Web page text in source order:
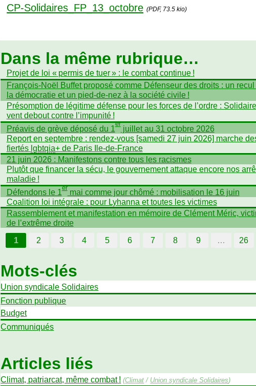
CP-Solidaires_FP_13_octobre (PDF, 73.5 kio)
Dans la même rubrique…
Projet de loi « permis de tuer» : le combat continue !
François-Noël Buffet proposé comme Défenseur des droits : un recul
la démocratie et un pied-de-nez à la société civile !
Présomption de légitime défense pour les forces de l’ordre :
vent debout contre l’impunité !
Préavis de grève déposé du 1erjuillet au 31 octobre 2026
Report en septembre : rendez-vous [samedi 27 juin 2026] marche
fiertés lgbtqia+ de Paris Ile-de-France
21 juin 2026 : Manifestons contre tous les racismes
Plutôt que financer la sécu, le gouvernement attaque encore nos
maladie !
Défendons le 1ermai comme jour chômé : mobilisation le 16 juin
Coalition loi intégrale : pour Lyhanna et toutes les victimes
Rassemblement et manifestation en mémoire de Clément Méric,
de l’extrême droite
1
2 3 4 5 6 7 8 9 … 26
Mots-clés
Union syndicale Solidaires
Fonction publique
Budget
Communiqués
Articles liés
Climat, patriarcat, même combat ! (Climat / Union syndicale Solidaires)